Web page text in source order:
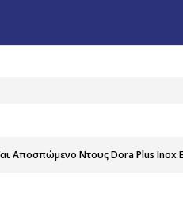
Αποσπώμενο Ντους Dora Plus Inox